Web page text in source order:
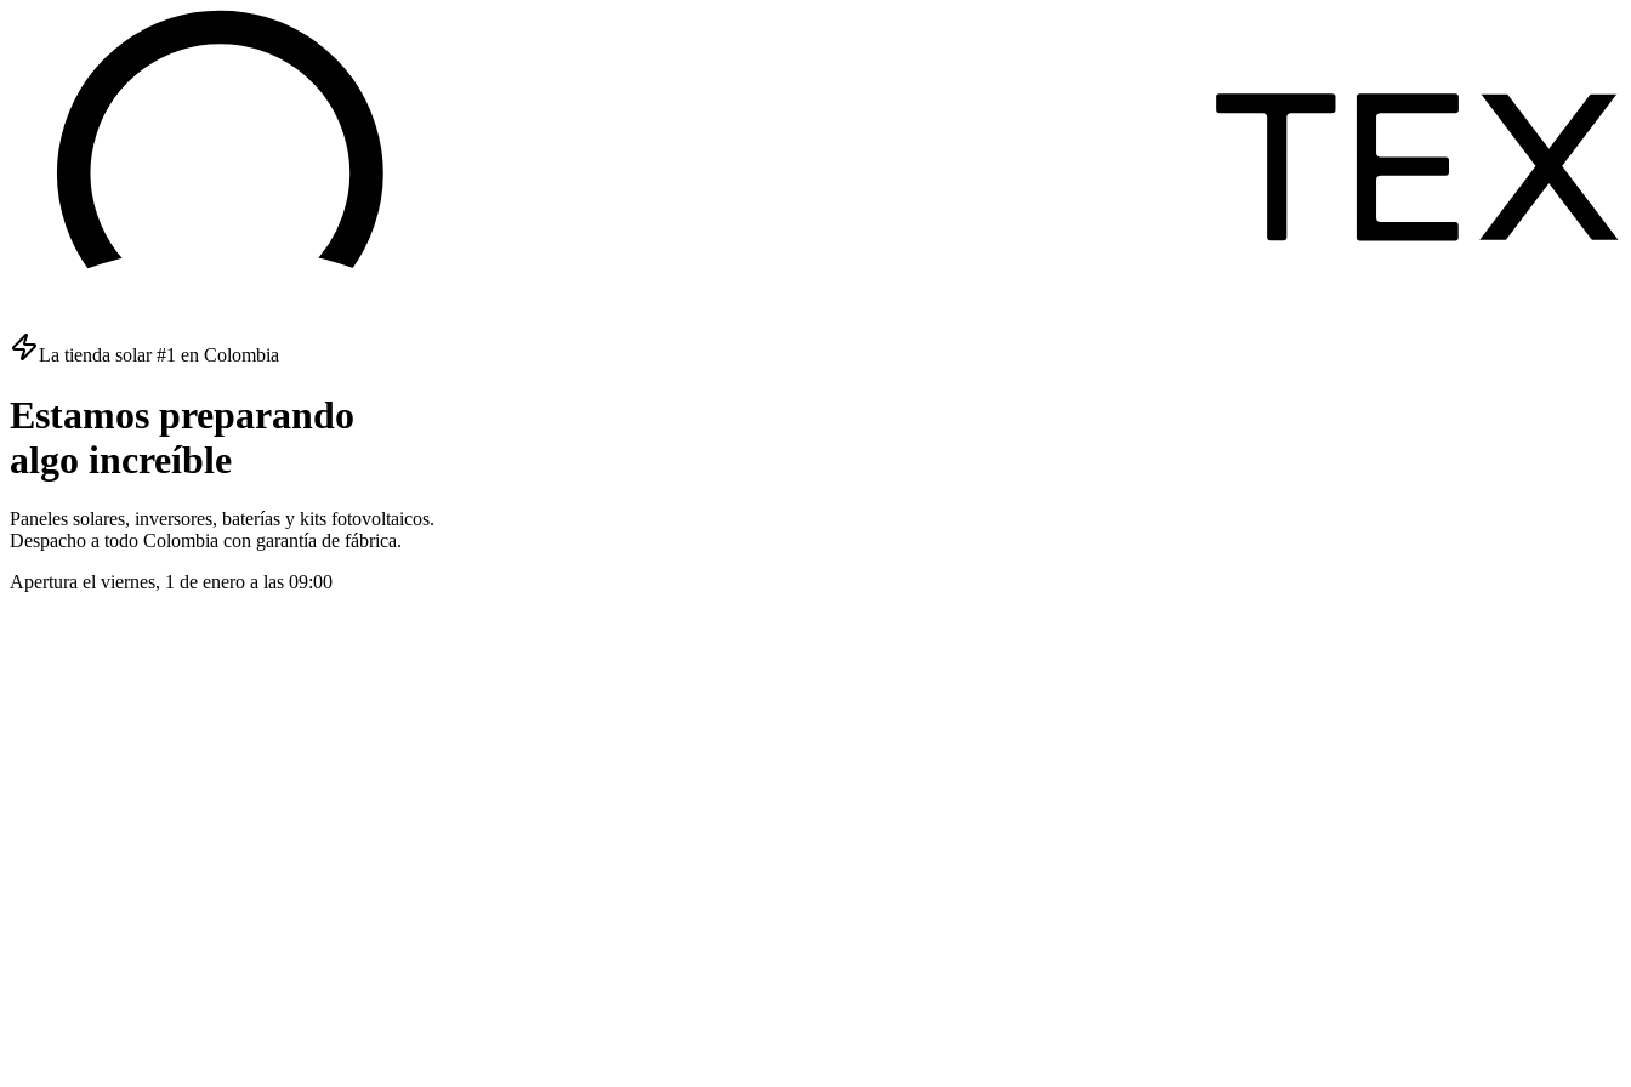
La tienda solar #1 en Colombia
Estamos preparando
algo increíble
Paneles solares, inversores, baterías y kits fotovoltaicos.
Despacho a todo Colombia con garantía de fábrica.
Apertura el viernes, 1 de enero a las 09:00